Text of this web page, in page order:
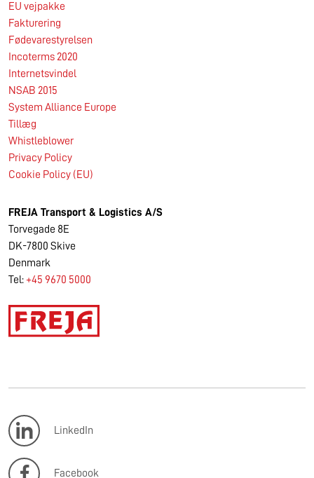
EU vejpakke
Fakturering
Fødevarestyrelsen
Incoterms 2020
Internetsvindel
NSAB 2015
System Alliance Europe
Tillæg
Whistleblower
Privacy Policy
Cookie Policy (EU)
FREJA Transport & Logistics A/S
Torvegade 8E
DK-7800 Skive
Denmark
Tel: +45 9670 5000
LinkedIn
Facebook